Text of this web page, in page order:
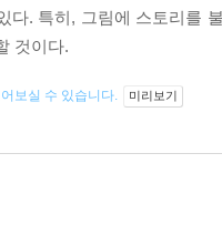
다. 특히, 그림에 스토리를
것이다.
보실 수 있습니다. 미리보기